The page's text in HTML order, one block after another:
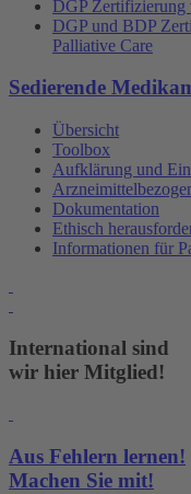
DGP Zertifizierung
DGP und BDP
Palliative Care
Sedierende
Übersicht
Toolbox
Aufklärung und
Dokumentation
Ethisch
Informationen für
International sind
wir hier Mitglied!
Aus Fehlern lernen!
Machen Sie mit!